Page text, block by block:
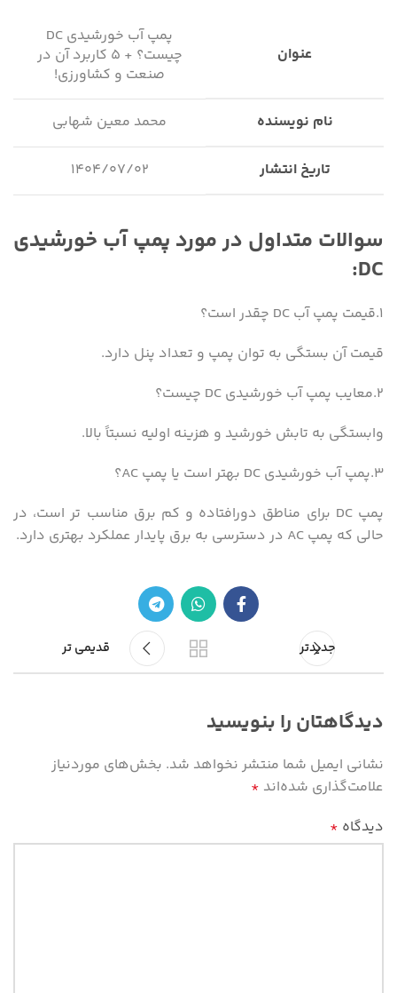
عنوان
پمپ آب خورشیدی DC
چیست؟ + ۵ کاربرد آن در
صنعت و کشاورزی!
نام نویسنده محمد معین شهابی
تاریخ انتشار ۱۴۰۴/۰۷/۰۲
سوالات متداول در مورد پمپ آب خورشیدی
DC:
۱.قیمت پمپ آب DC چقدر است؟
قیمت آن بستگی به توان پمپ و تعداد پنل دارد.
۲.معایب پمپ آب خورشیدی DC چیست؟
وابستگی به تابش خورشید و هزینه اولیه نسبتاً بالا.
۳.پمپ آب خورشیدی DC بهتر است یا پمپ AC؟
پمپ DC برای مناطق دورافتاده و کم ‌برق مناسب‌ تر است، در
حالی که پمپ AC در دسترسی به برق پایدار عملکرد بهتری دارد.
جدیدتر قدیمی تر
دیدگاهتان را بنویسید
نشانی ایمیل شما منتشر نخواهد شد. بخش‌های موردنیاز
علامت‌گذاری شده‌اند *
دیدگاه *